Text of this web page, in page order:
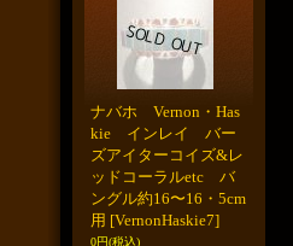
ナバホ Vernon・Has
kie インレイ バー
ズアイターコイズ&レ
ッドコーラルetc バ
ングル約16〜16・5cm
用 [VernonHaskie7]
0円(税込)